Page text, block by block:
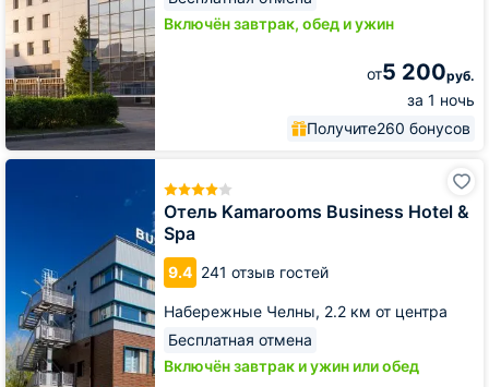
Включён завтрак, обед и ужин
от5 200руб.
за 1 ночь
Получите260 бонусов
Отель Kamarooms Business Hotel &
Spa
9.4 241 отзыв гостей
Набережные Челны, 2.2 км от центра
Бесплатная отмена
Включён завтрак и ужин или обед
Отель